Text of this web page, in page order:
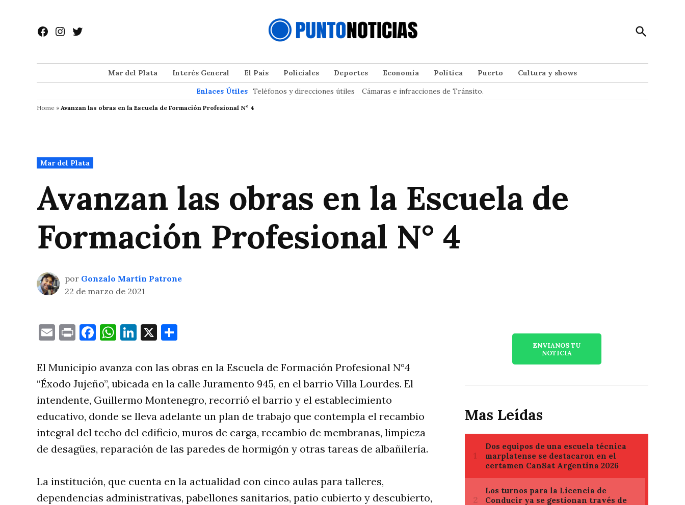
contenido
Facebook
Instagram
Twitter
Open
Search
Mar del Plata Interés General El País Policiales Deportes Economía Política Puerto
Cultura y shows
Enlaces Útiles Teléfonos y direcciones útiles Cámaras e infracciones de Tránsito.
Home » Avanzan las obras en la Escuela de Formación Profesional N° 4
Publicado
en
Mar del Plata
Avanzan las obras en la Escuela de
Formación Profesional N° 4
por Gonzalo Martín Patrone
22 de marzo de 2021
EmailPrintFacebook
WhatsApp
LinkedIn
X
El Municipio avanza con las obras en la Escuela de Formación Profesional N°4
“Éxodo Jujeño”, ubicada en la calle Juramento 945, en el barrio Villa Lourdes. El
intendente, Guillermo Montenegro, recorrió el barrio y el establecimiento
educativo, donde se lleva adelante un plan de trabajo que contempla el recambio
integral del techo del edificio, muros de carga, recambio de membranas, limpieza
de desagües, reparación de las paredes de hormigón y otras tareas de albañilería.
La institución, que cuenta en la actualidad con cinco aulas para talleres,
dependencias administrativas, pabellones sanitarios, patio cubierto y descubierto,
ENVIANOS TU
NOTICIA
Mas Leídas